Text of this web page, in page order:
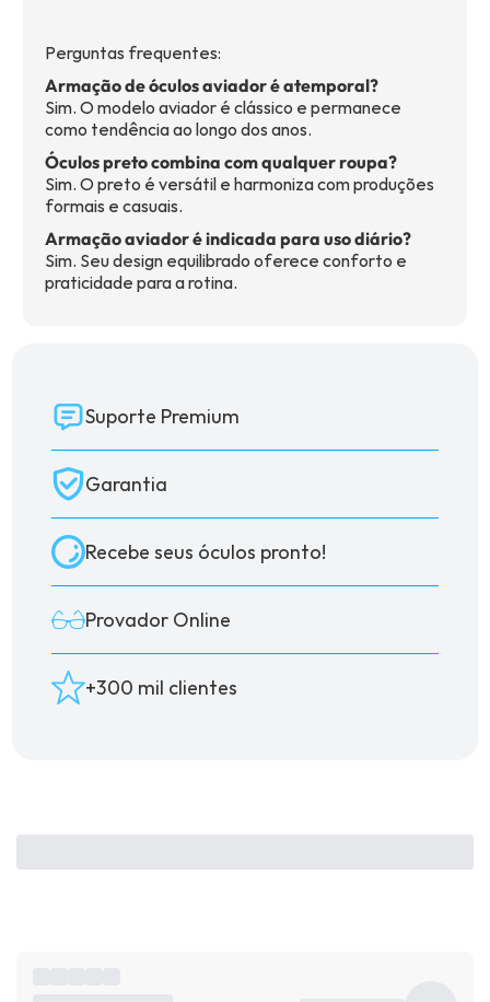
Perguntas frequentes:
Armação de óculos aviador é atemporal?
Sim. O modelo aviador é clássico e permanece
como tendência ao longo dos anos.
Óculos preto combina com qualquer roupa?
Sim. O preto é versátil e harmoniza com produções
formais e casuais.
Armação aviador é indicada para uso diário?
Sim. Seu design equilibrado oferece conforto e
praticidade para a rotina.
Suporte Premium
Garantia
Recebe seus óculos pronto!
Provador Online
+300 mil clientes